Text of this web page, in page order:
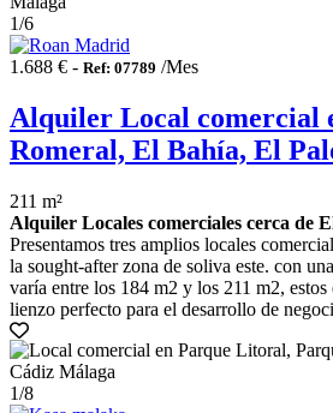
1/6
1.688 € - Ref: 07789 /Mes
Alquiler Local comercial
Romeral, El Bahía, El
211 m²
Alquiler Locales comerciales cerca de
Presentamos tres amplios locales
la sought-after zona de soliva este. con
varía entre los 184 m2 y los 211 m2, estos
lienzo perfecto para el desarrollo de
1/8